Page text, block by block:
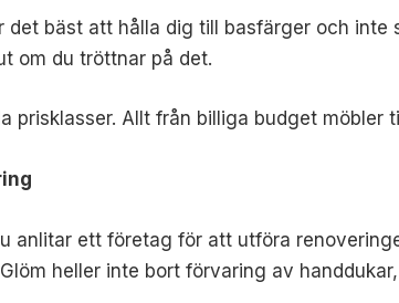
det bäst att hålla dig till basfärger och
om du tröttnar på det.
prisklasser. Allt från billiga budget möbler
anlitar ett företag för att utföra
Glöm heller inte bort förvaring av